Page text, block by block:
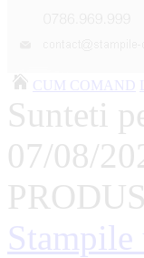
CUM COMAND
Sunteti
07/08/
Stampile